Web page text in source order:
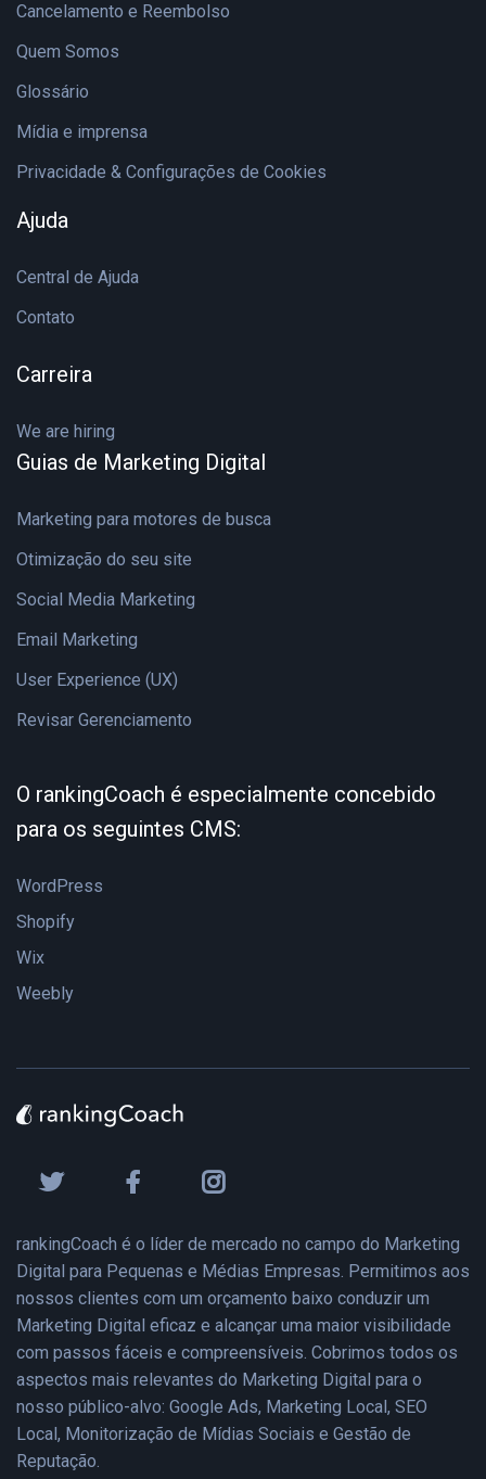
Cancelamento e Reembolso
Quem Somos
Glossário
Mídia e imprensa
Privacidade & Configurações de Cookies
Ajuda
Central de Ajuda
Contato
Carreira
We are hiring
Guias de Marketing Digital
Marketing para motores de busca
Otimização do seu site
Social Media Marketing
Email Marketing
User Experience (UX)
Revisar Gerenciamento
O rankingCoach é especialmente concebido
para os seguintes CMS:
WordPress
Shopify
Wix
Weebly
rankingCoach é o líder de mercado no campo do Marketing
Digital para Pequenas e Médias Empresas. Permitimos aos
nossos clientes com um orçamento baixo conduzir um
Marketing Digital eficaz e alcançar uma maior visibilidade
com passos fáceis e compreensíveis. Cobrimos todos os
aspectos mais relevantes do Marketing Digital para o
nosso público-alvo: Google Ads, Marketing Local, SEO
Local, Monitorização de Mídias Sociais e Gestão de
Reputação.